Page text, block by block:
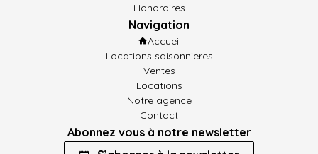
Honoraires
Navigation
Accueil
Locations saisonnieres
Ventes
Locations
Notre agence
Contact
Abonnez vous à notre newsletter